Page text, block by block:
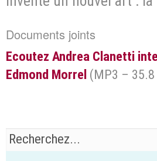
Documents joints
Ecoutez Andrea Clanetti interviewé par
Edmond Morrel (MP3 –